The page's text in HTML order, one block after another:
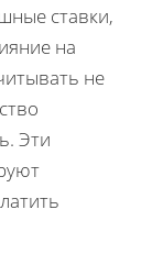
ставки,
на
не
Эти